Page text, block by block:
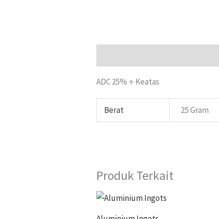
ADC 25% ↑ Keatas
Berat 25 Gram
Produk Terkait